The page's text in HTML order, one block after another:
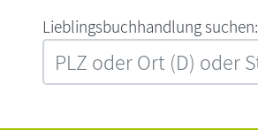
L‍i‍e‍b‍l‍i‍n‍g‍s‍b‍u‍c‍h‍h‍a‍n‍d‍l‍u‍n‍g‍ ‍s‍u‍c‍h‍e‍n‍:‍